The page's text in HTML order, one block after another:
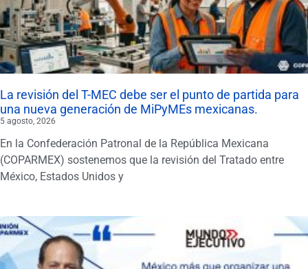
La revisión del T-MEC debe ser el punto de partida para
una nueva generación de MiPyMEs mexicanas.
5 agosto, 2026
En la Confederación Patronal de la República Mexicana
(COPARMEX) sostenemos que la revisión del Tratado entre
México, Estados Unidos y